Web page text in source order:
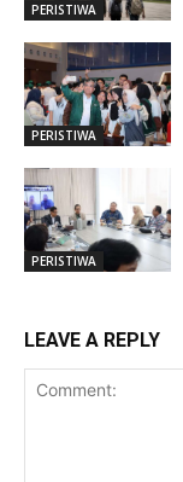
PERISTIWA
PERISTIWA
PERISTIWA
LEAVE A REPLY